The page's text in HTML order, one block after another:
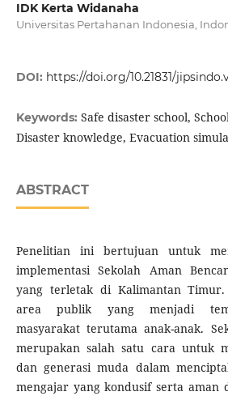
IDK Kerta Widanaha
Universitas Pertahanan Indonesia,
DOI: https://doi.org/10.21831/
Keywords: Safe disaster school,
Disaster knowledge, Evacuation
ABSTRACT
Penelitian ini bertujuan untuk
implementasi Sekolah Aman
yang terletak di Kalimantan Timur.
area publik yang menjadi
masyarakat terutama anak-anak.
merupakan salah satu cara untuk
dan generasi muda dalam
mengajar yang kondusif serta aman